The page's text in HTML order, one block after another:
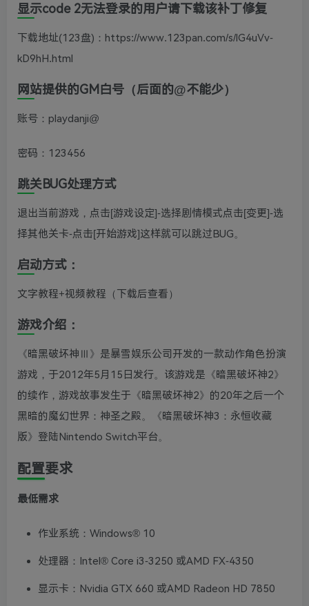
显示code 2无法登录的用户请下载该补丁修复
下载地址(123盘)：https://www.123pan.com/s/lG4uVv-
kD9hH.html
网站提供的GM白号（后面的@不能少）
账号：playdanji@
密码：123456
跳关BUG处理方式
退出当前游戏，点击[游戏设定]-选择剧情模式点击[变更]-选
择其他关卡-点击[开始游戏]这样就可以跳过BUG。
启动方式：
文字教程+视频教程（下载后查看）
游戏介绍：
《暗黑破坏神Ⅲ》是暴雪娱乐公司开发的一款动作角色扮演
游戏，于2012年5月15日发行。该游戏是《暗黑破坏神2》
的续作，游戏故事发生于《暗黑破坏神2》的20年之后一个
黑暗的魔幻世界：神圣之殿。《暗黑破坏神3：永恒收藏
版》登陆Nintendo Switch平台。
配置要求
最低需求
作业系统：Windows® 10
处理器：Intel® Core i3-3250 或AMD FX-4350
显示卡：Nvidia GTX 660 或AMD Radeon HD 7850